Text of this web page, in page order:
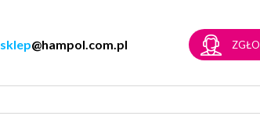
sklep@hampol.com.pl